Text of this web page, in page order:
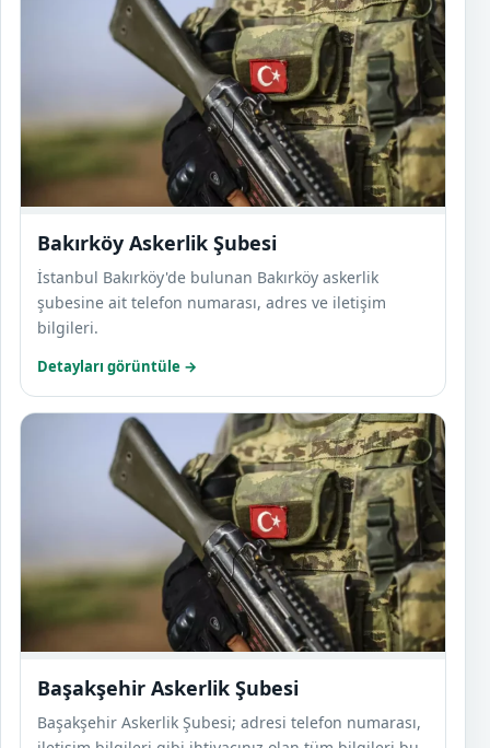
Bakırköy Askerlik Şubesi
İstanbul Bakırköy'de bulunan Bakırköy askerlik
şubesine ait telefon numarası, adres ve iletişim
bilgileri.
Detayları görüntüle →
Başakşehir Askerlik Şubesi
Başakşehir Askerlik Şubesi; adresi telefon numarası,